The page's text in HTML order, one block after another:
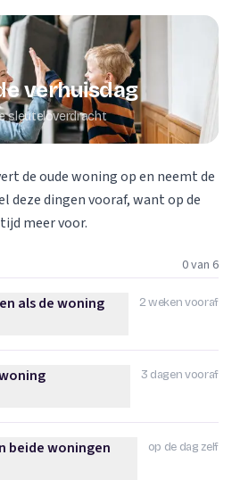
verhuisdag
sleuteloverdracht
de oude woning op en neemt de
deze dingen vooraf, want op de
meer voor.
0 van 6
2 weken vooraf
de woning leeg moet afvinken
als de woning
3 dagen vooraf
schoonmaken afvinken
op de dag zelf
woningen vastleggen afvinken
beide woningen